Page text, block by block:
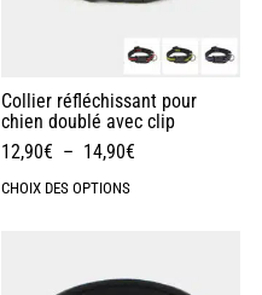
Collier réfléchissant pour
chien doublé avec clip
12,90€ – 14,90€
CHOIX DES OPTIONS